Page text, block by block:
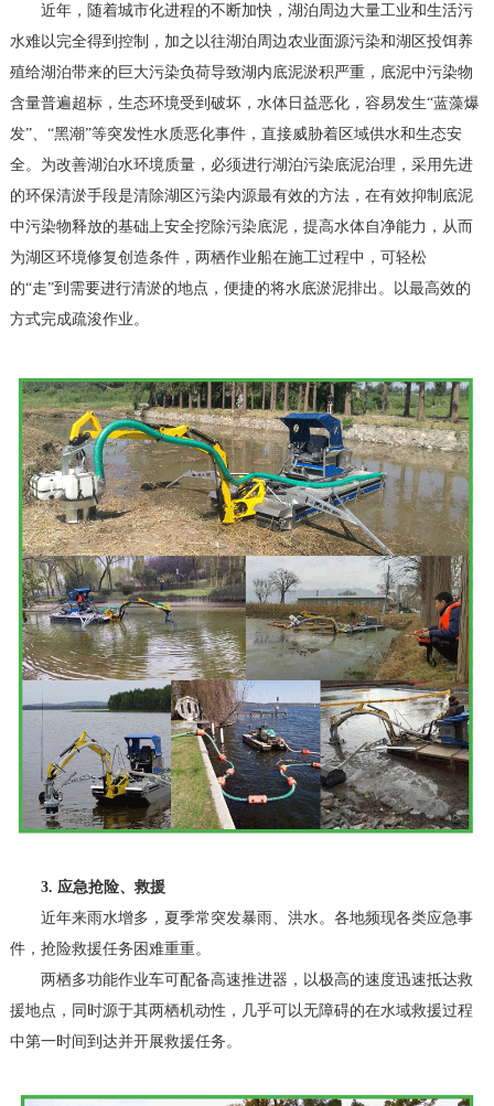
近年，随着城市化进程的不断加快，湖泊周边大量工业和生活污
水难以完全得到控制，加之以往湖泊周边农业面源污染和湖区投饵养
殖给湖泊带来的巨大污染负荷导致湖内底泥淤积严重，底泥中污染物
含量普遍超标，生态环境受到破坏，水体日益恶化，容易发生“蓝藻爆
发”、“黑潮”等突发性水质恶化事件，直接威胁着区域供水和生态安
全。为改善湖泊水环境质量，必须进行湖泊污染底泥治理，采用先进
的环保清淤手段是清除湖区污染内源最有效的方法，在有效抑制底泥
中污染物释放的基础上安全挖除污染底泥，提高水体自净能力，从而
为湖区环境修复创造条件，两栖作业船在施工过程中，可轻松
的“走”到需要进行清淤的地点，便捷的将水底淤泥排出。以最高效的
方式完成疏浚作业。
3. 应急抢险、救援
近年来雨水增多，夏季常突发暴雨、洪水。各地频现各类应急事
件，抢险救援任务困难重重。
两栖多功能作业车可配备高速推进器，以极高的速度迅速抵达救
援地点，同时源于其两栖机动性，几乎可以无障碍的在水域救援过程
中第一时间到达并开展救援任务。